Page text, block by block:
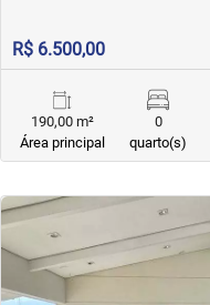
R$ 6.500,00
190,00 m²
Área principal
0
quarto(s)
<<<<